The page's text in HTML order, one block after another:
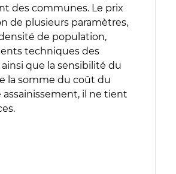
des communes. Le prix
de plusieurs paramètres,
de population,
techniques des
que la sensibilité du
la somme du coût du
il ne tient